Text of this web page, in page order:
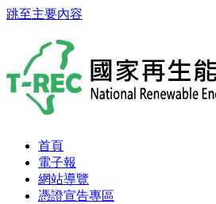
跳至主要內容
首頁
電子報
網站導覽
憑證宣告專區